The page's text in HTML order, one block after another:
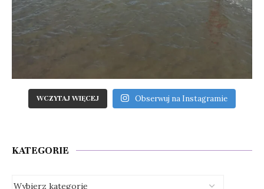
WCZYTAJ WIĘCEJ Obserwuj na Instagramie
KATEGORIE